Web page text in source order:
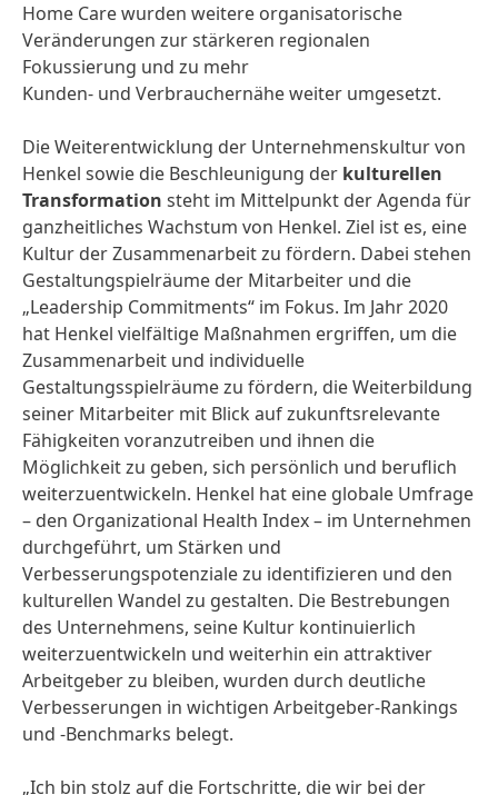
Home Care wurden weitere organisatorische
Veränderungen zur stärkeren regionalen
Fokussierung und zu mehr
Kunden- und Verbrauchernähe weiter umgesetzt.
Die Weiterentwicklung der Unternehmenskultur von
Henkel sowie die Beschleunigung der kulturellen
Transformation steht im Mittelpunkt der Agenda für
ganzheitliches Wachstum von Henkel. Ziel ist es, eine
Kultur der Zusammenarbeit zu fördern. Dabei stehen
Gestaltungspielräume der Mitarbeiter und die
„Leadership Commitments“ im Fokus. Im Jahr 2020
hat Henkel vielfältige Maßnahmen ergriffen, um die
Zusammenarbeit und individuelle
Gestaltungsspielräume zu fördern, die Weiterbildung
seiner Mitarbeiter mit Blick auf zukunftsrelevante
Fähigkeiten voranzutreiben und ihnen die
Möglichkeit zu geben, sich persönlich und beruflich
weiterzuentwickeln. Henkel hat eine globale Umfrage
– den Organizational Health Index – im Unternehmen
durchgeführt, um Stärken und
Verbesserungspotenziale zu identifizieren und den
kulturellen Wandel zu gestalten. Die Bestrebungen
des Unternehmens, seine Kultur kontinuierlich
weiterzuentwickeln und weiterhin ein attraktiver
Arbeitgeber zu bleiben, wurden durch deutliche
Verbesserungen in wichtigen Arbeitgeber-Rankings
und -Benchmarks belegt.
„Ich bin stolz auf die Fortschritte, die wir bei der